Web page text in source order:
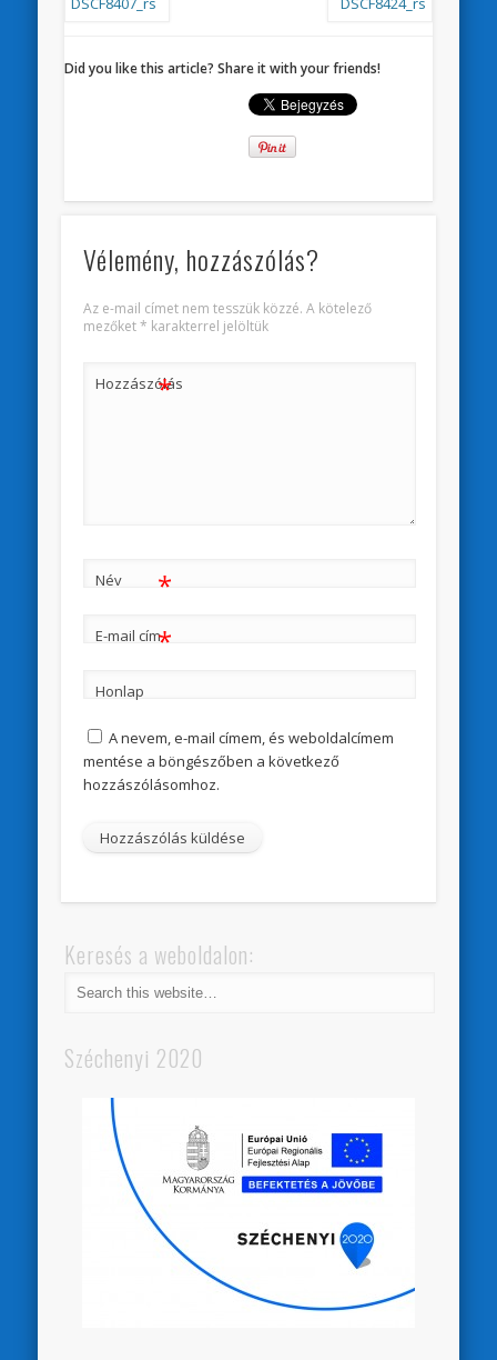
Did you like this article? Share it with your friends!
Vélemény, hozzászólás?
Az e-mail címet nem tesszük közzé. A kötelező
mezőket* karakterrel jelöltük
Hozzászólás
*
Név *
E-mail cím*
Honlap
A nevem, e-mail címem, és weboldalcímem
mentése a böngészőben a következő
hozzászólásomhoz.
Keresés a weboldalon:
Széchenyi 2020